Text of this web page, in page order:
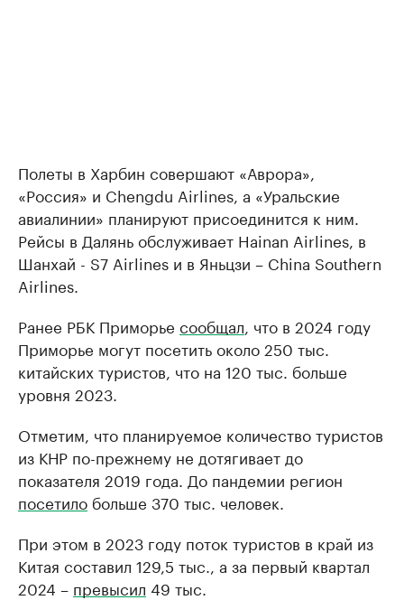
Полеты в Харбин совершают «Аврора»,
«Россия» и Chengdu Airlines, а «Уральские
авиалинии» планируют присоединится к ним.
Рейсы в Далянь обслуживает Hainan Airlines, в
Шанхай - S7 Airlines и в Яньцзи – China Southern
Airlines.
Ранее РБК Приморье сообщал , что в 2024 году
Приморье могут посетить около 250 тыс.
китайских туристов, что на 120 тыс. больше
уровня 2023.
Отметим, что планируемое количество туристов
из КНР по-прежнему не дотягивает до
показателя 2019 года. До пандемии регион
посетило больше 370 тыс. человек.
При этом в 2023 году поток туристов в край из
Китая составил 129,5 тыс., а за первый квартал
2024 – превысил 49 тыс.